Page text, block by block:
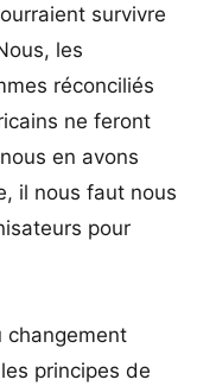
survivre
les
réconciliés
ne feront
en avons
il nous faut nous
pour
changement
principes de